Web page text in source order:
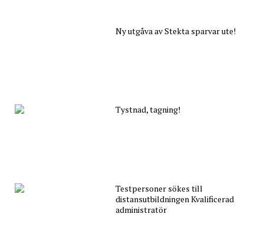
Ny utgåva av Stekta sparvar ute!
Tystnad, tagning!
Testpersoner sökes till
distansutbildningen Kvalificerad
administratör